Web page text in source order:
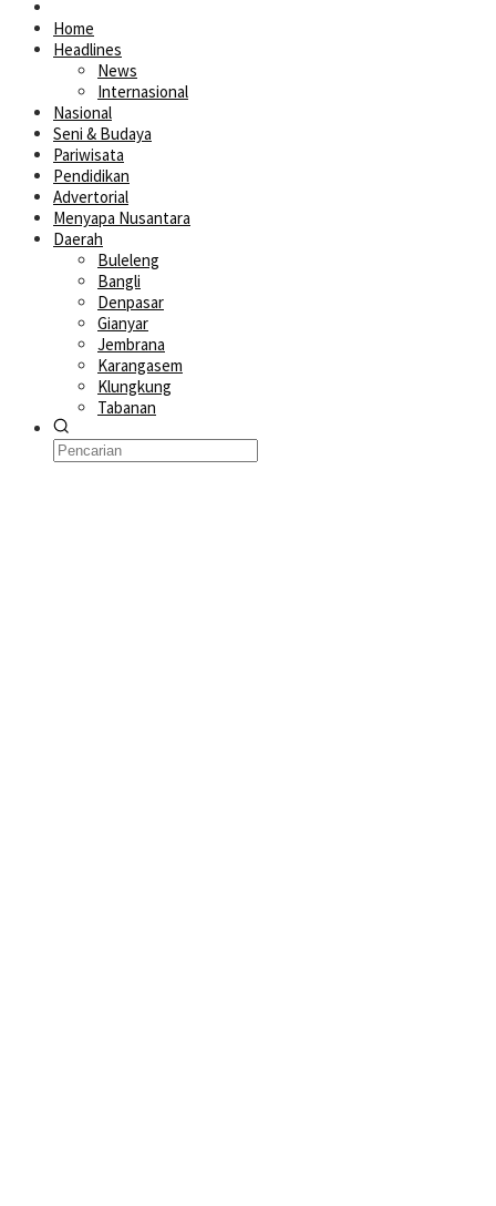
Home
Headlines
News
Internasional
Nasional
Seni & Budaya
Pariwisata
Pendidikan
Advertorial
Menyapa Nusantara
Daerah
Buleleng
Bangli
Denpasar
Gianyar
Jembrana
Karangasem
Klungkung
Tabanan